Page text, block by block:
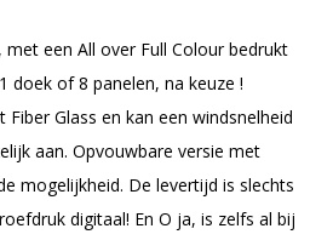
een All over Full Colour bedrukt
doek of 8 panelen, na keuze !
Glass en kan een windsnelheid
aan. Opvouwbare versie met
mogelijkheid. De levertijd is slechts
digitaal! En O ja, is zelfs al bij